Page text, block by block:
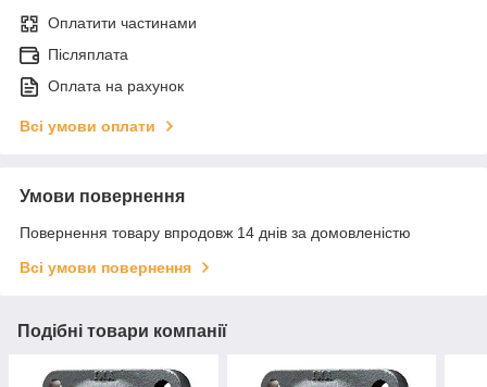
Оплатити частинами
Післяплата
Оплата на рахунок
Всі умови оплати
Умови повернення
Повернення товару впродовж 14 днів за домовленістю
Всі умови повернення
Подібні товари компанії